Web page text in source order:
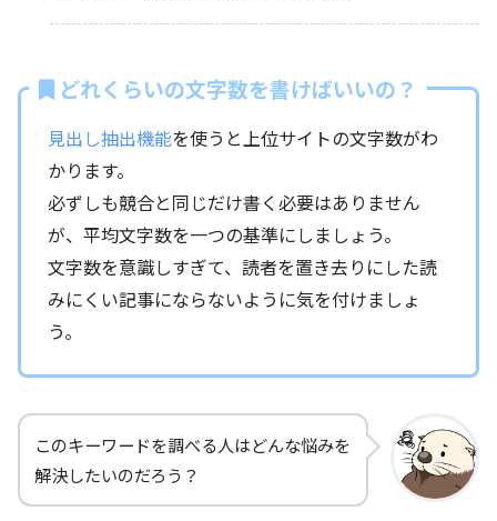
どれくらいの文字数を書けばいいの？
見出し抽出機能を使うと上位サイトの文字数がわ
かります。
必ずしも競合と同じだけ書く必要はありません
が、平均文字数を一つの基準にしましょう。
文字数を意識しすぎて、読者を置き去りにした読
みにくい記事にならないように気を付けましょ
う。
このキーワードを調べる人はどんな悩みを
解決したいのだろう？